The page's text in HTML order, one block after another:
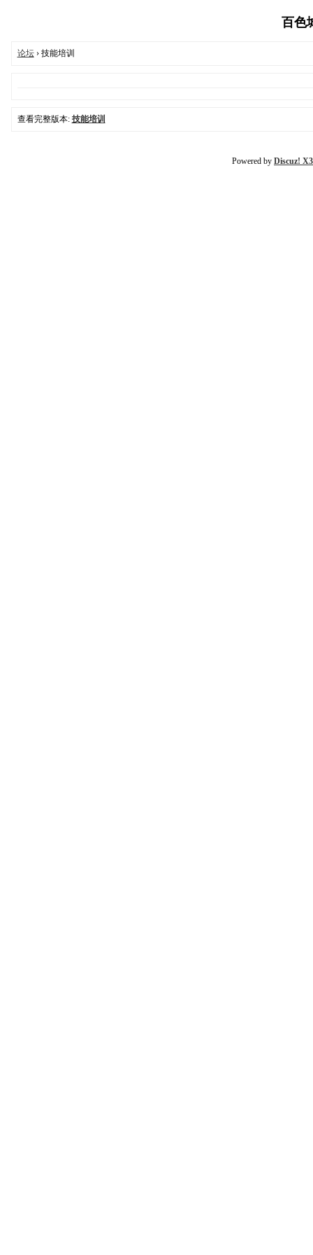
百色
论坛› 技能培训
查看完整版本: 技能培训
Powered by Discuz!